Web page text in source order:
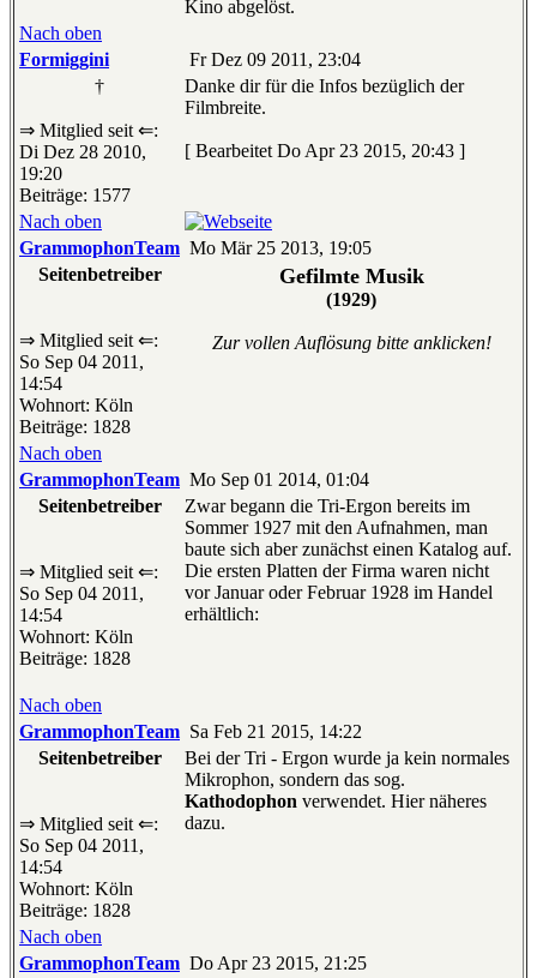
Kino abgelöst.
Nach oben
Formiggini
Fr Dez 09 2011, 23:04
†
⇒ Mitglied seit ⇐:
Di Dez 28 2010,
19:20
Beiträge: 1577
Danke dir für die Infos bezüglich der
Filmbreite.
[ Bearbeitet Do Apr 23 2015, 20:43 ]
Nach oben
GrammophonTeam Mo Mär 25 2013, 19:05
Seitenbetreiber
⇒ Mitglied seit ⇐:
So Sep 04 2011,
14:54
Wohnort: Köln
Beiträge: 1828
Gefilmte Musik
(1929)
Zur vollen Auflösung bitte anklicken!
Nach oben
GrammophonTeam Mo Sep 01 2014, 01:04
Seitenbetreiber
⇒ Mitglied seit ⇐:
So Sep 04 2011,
14:54
Wohnort: Köln
Beiträge: 1828
Zwar begann die Tri-Ergon bereits im
Sommer 1927 mit den Aufnahmen, man
baute sich aber zunächst einen Katalog auf.
Die ersten Platten der Firma waren nicht
vor Januar oder Februar 1928 im Handel
erhältlich:
Nach oben
GrammophonTeam Sa Feb 21 2015, 14:22
Seitenbetreiber
⇒ Mitglied seit ⇐:
So Sep 04 2011,
14:54
Wohnort: Köln
Beiträge: 1828
Bei der Tri - Ergon wurde ja kein normales
Mikrophon, sondern das sog.
Kathodophon verwendet. Hier näheres
dazu.
Nach oben
GrammophonTeam Do Apr 23 2015, 21:25